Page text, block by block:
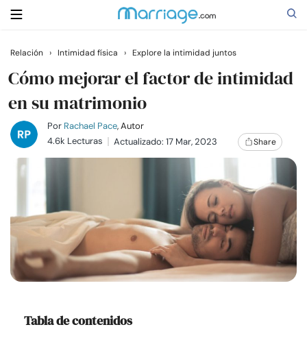
Buscar
Casarse
Relaciones
Familia
Ayuda
Cursos
Recursos
Relación › Intimidad física › Explore la intimidad juntos
Cómo mejorar el factor de intimidad
en su matrimonio
Por Rachael Pace, Autor
4.6k Lecturas
Actualizado: 17 Mar, 2023 Share
Tabla de contenidos